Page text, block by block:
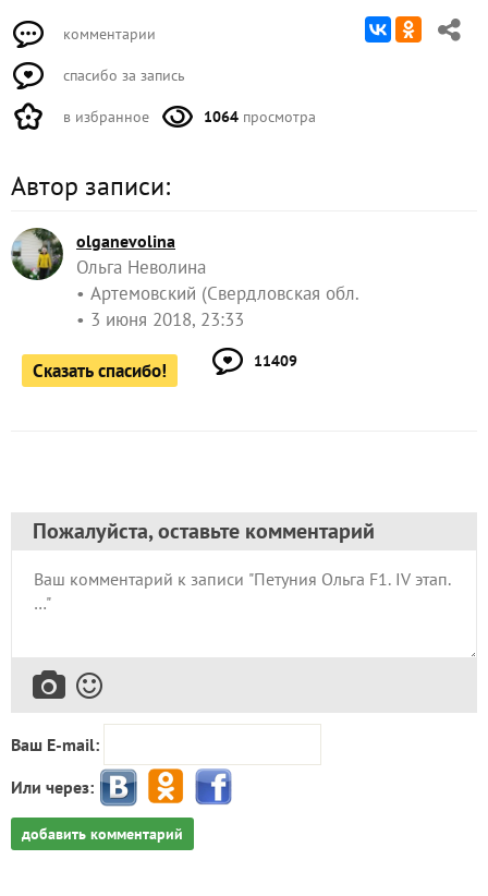
комментарии
спасибо за запись
в избранное 1064 просмотра
Автор записи:
olganevolina
Ольга Неволина
Артемовский (Свердловская обл.
3 июня 2018, 23:33
Сказать спасибо! 11409
Пожалуйста, оставьте комментарий
Ваш E-mail:
Или через:
добавить комментарий